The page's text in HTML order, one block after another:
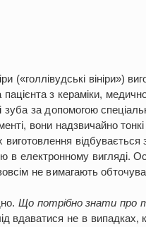
(«голлівудські
з кераміки,
за допомогою
вони надзвичайно
виготовлення
в електронному вигляді.
не вимагають
Що потрібно знати про
вдаватися не в випадках,